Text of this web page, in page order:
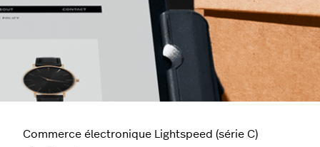
Commerce électronique Lightspeed (série C)